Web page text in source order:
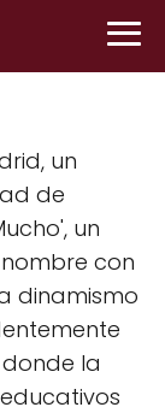
un
de
un
con
dinamismo
la